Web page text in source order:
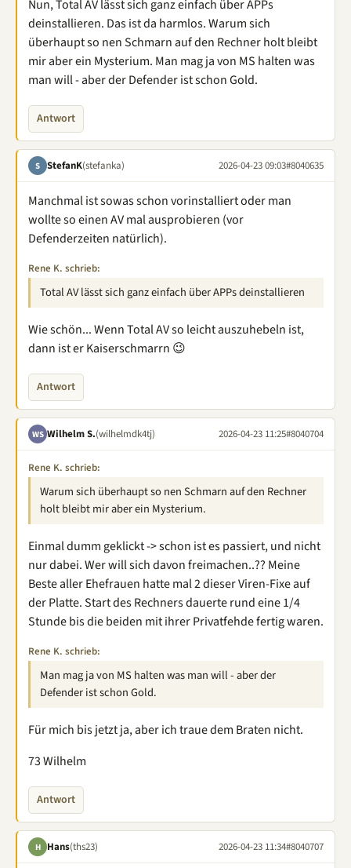
Nun, Total AV lässt sich ganz einfach über APPs
deinstallieren. Das ist da harmlos. Warum sich
überhaupt so nen Schmarn auf den Rechner holt bleibt
mir aber ein Mysterium. Man mag ja von MS halten was
man will - aber der Defender ist schon Gold.
Antwort
S StefanK(stefanka) 2026-04-23 09:03#8040635
Manchmal ist sowas schon vorinstalliert oder man
wollte so einen AV mal ausprobieren (vor
Defenderzeiten natürlich).
Rene K. schrieb:
Total AV lässt sich ganz einfach über APPs deinstallieren
Wie schön... Wenn Total AV so leicht auszuhebeln ist,
dann ist er Kaiserschmarrn 😉
Antwort
WS Wilhelm S.(wilhelmdk4tj) 2026-04-23 11:25#8040704
Rene K. schrieb:
Warum sich überhaupt so nen Schmarn auf den Rechner
holt bleibt mir aber ein Mysterium.
Einmal dumm geklickt -> schon ist es passiert, und nicht
nur dabei. Wer will sich davon freimachen..?? Meine
Beste aller Ehefrauen hatte mal 2 dieser Viren-Fixe auf
der Platte. Start des Rechners dauerte rund eine 1/4
Stunde bis die beiden mit ihrer Privatfehde fertig waren.
Rene K. schrieb:
Man mag ja von MS halten was man will - aber der
Defender ist schon Gold.
Für mich bis jetzt ja, aber ich traue dem Braten nicht.
73 Wilhelm
Antwort
H Hans(ths23) 2026-04-23 11:34#8040707